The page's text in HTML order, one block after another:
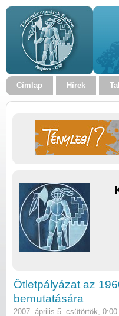
Címlap Hírek
Ötletpályázat az
bemutatására
2007. április 5. csütörtök, 0:00